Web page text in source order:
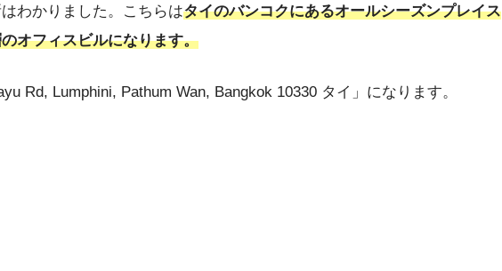
わかりました。こちらはタイのバンコクにあるオールシーズンプレイス
オフィスビルになります。
Rd, Lumphini, Pathum Wan, Bangkok 10330 タイ」になります。